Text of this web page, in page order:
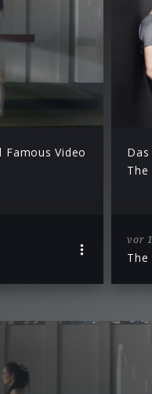
Famous Video
vor
The